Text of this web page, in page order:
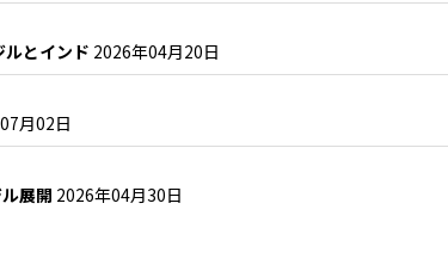
とインド 2026年04月20日
月02日
展開 2026年04月30日